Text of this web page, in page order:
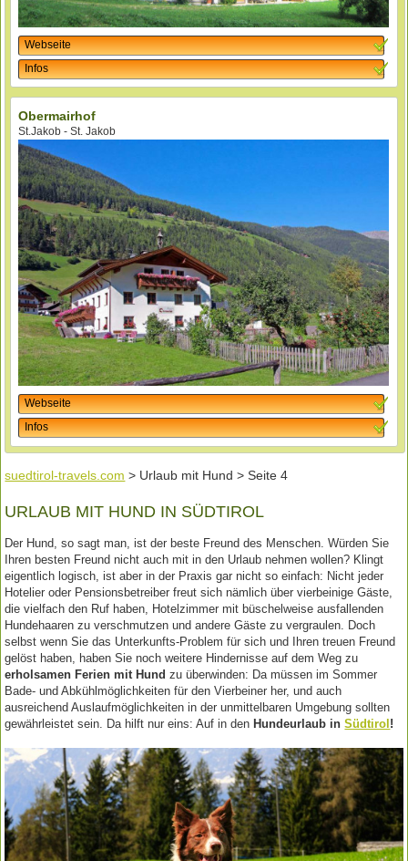
Webseite
Infos
Obermairhof
St.Jakob - St. Jakob
Webseite
Infos
suedtirol-travels.com > Urlaub mit Hund > Seite 4
URLAUB MIT HUND IN SÜDTIROL
Der Hund, so sagt man, ist der beste Freund des Menschen. Würden Sie
Ihren besten Freund nicht auch mit in den Urlaub nehmen wollen? Klingt
eigentlich logisch, ist aber in der Praxis gar nicht so einfach: Nicht jeder
Hotelier oder Pensionsbetreiber freut sich nämlich über vierbeinige Gäste,
die vielfach den Ruf haben, Hotelzimmer mit büschelweise ausfallenden
Hundehaaren zu verschmutzen und andere Gäste zu vergraulen. Doch
selbst wenn Sie das Unterkunfts-Problem für sich und Ihren treuen Freund
gelöst haben, haben Sie noch weitere Hindernisse auf dem Weg zu
erholsamen Ferien mit Hundzu überwinden: Da müssen im Sommer
Bade- und Abkühlmöglichkeiten für den Vierbeiner her, und auch
ausreichend Auslaufmöglichkeiten in der unmittelbaren Umgebung sollten
gewährleistet sein. Da hilft nur eins: Auf in den Hundeurlaub inSüdtirol !